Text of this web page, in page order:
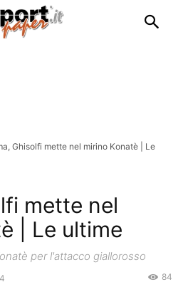
Ghisolfi mette nel mirino Konatè | Le
mette nel
| Le ultime
per l'attacco giallorosso
84